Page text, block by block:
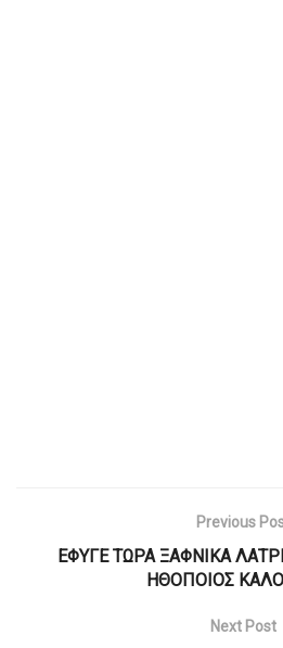
Previous
ΕΦΥΓΕ ΤΩΡΑ ΞΑΦΝΙΚΑ
ΗΘΟΠΟΙΟΣ ΚΑΛΟ
Next Post